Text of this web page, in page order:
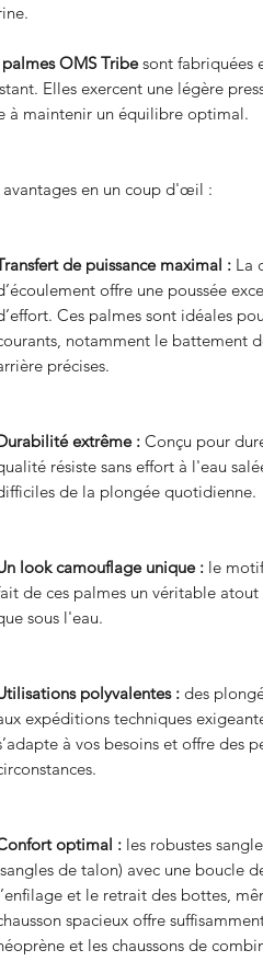
palmes OMS Tribesont fabriquées
Elles exercent une légère
à maintenir un équilibre optimal.
avantages en un coup d'œil :
de puissance maximal : La
offre une poussée
Ces palmes sont idéales
notamment le battement
précises.
extrême : Conçu pour
résiste sans effort à l'eau
de la plongée quotidienne.
look camouflage unique : le
de ces palmes un véritable
sous l'eau.
polyvalentes : des
expéditions techniques
à vos besoins et offre des
optimal : les robustes
de talon) avec une boucle
et le retrait des bottes,
spacieux offre
et les chaussons de